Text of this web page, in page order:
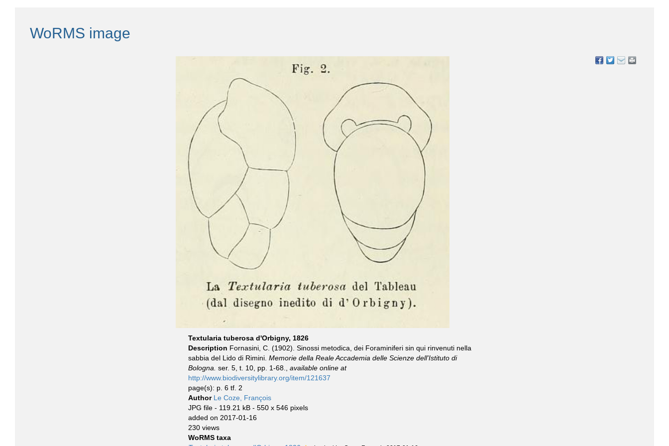
WoRMS image
Textularia tuberosa d'Orbigny, 1826
Description Fornasini, C. (1902). Sinossi metodica, dei Foraminiferi sin qui rinvenuti nella
sabbia del Lido di Rimini. Memorie della Reale Accademia delle Scienze dell'Istituto di
Bologna. ser. 5, t. 10, pp. 1-68., available online at
http://www.biodiversitylibrary.org/item/121637
page(s): p. 6 tf. 2
Author Le Coze, François
JPG file - 119.21 kB - 550 x 546 pixels
added on 2017-01-16
230 views
WoRMS taxa